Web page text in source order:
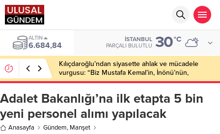
BIST
13.811,60
İSTANBUL
PARÇALI BULUTLU 30°C
Kılıçdaroğlu’ndan siyasette ahlak ve mücadele
vurgusu: “Biz Mustafa Kemal’in, İnönü’nün,
Ecevit’in, Baykal’ın partisiyiz”
Adalet Bakanlığı’na ilk etapta 5 bin
yeni personel alımı yapılacak
Anasayfa Gündem, Manşet